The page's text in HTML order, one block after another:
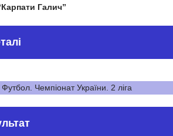
Галич”
Футбол. Чемпіонат України. 2 ліга